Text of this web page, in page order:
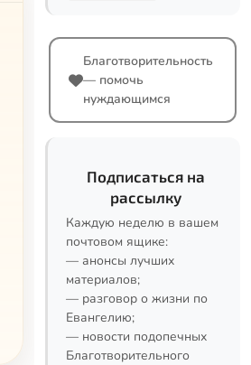
Благотворительность
— помочь
нуждающимся
Подписаться на
рассылку
Каждую неделю в вашем
почтовом ящике:
— анонсы лучших
материалов;
— разговор о жизни по
Евангелию;
— новости подопечных
Благотворительного